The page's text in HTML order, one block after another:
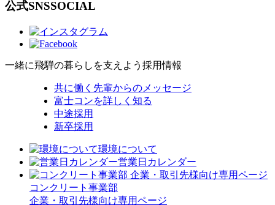
公式SNSSOCIAL
一緒に飛騨の暮らしを支えよう 採用情報
共に働く先輩からのメッセージ
富士コンを詳しく知る
中途採用
新卒採用
環境について
営業日カレンダー
コンクリート事業部
企業・取引先様向け専用ページ